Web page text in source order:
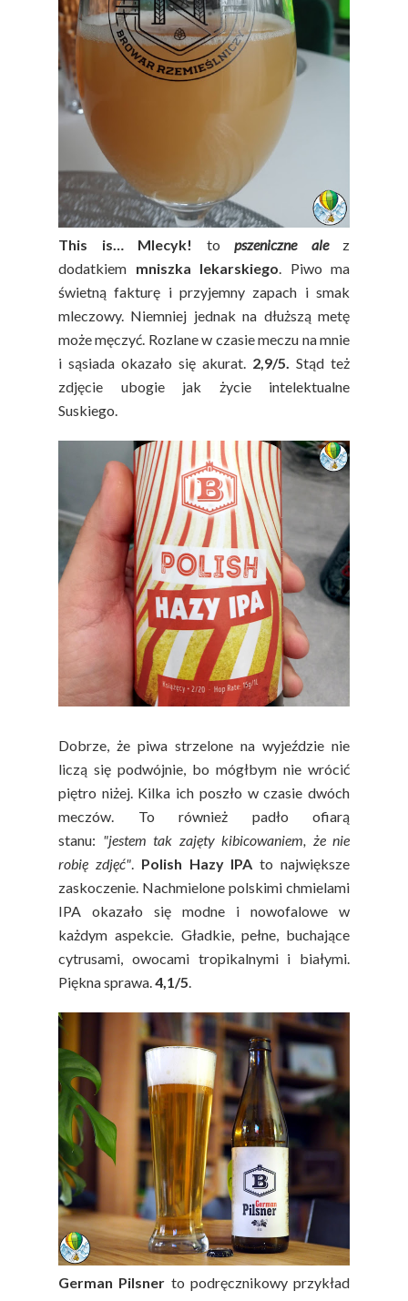
This is… Mlecyk! to pszeniczne ale z
dodatkiem mniszka lekarskiego. Piwo ma
świetną fakturę i przyjemny zapach i smak
mleczowy. Niemniej jednak na dłuższą metę
może męczyć. Rozlane w czasie meczu na mnie
i sąsiada okazało się akurat. 2,9/5. Stąd też
zdjęcie ubogie jak życie intelektualne
Suskiego.
Dobrze, że piwa strzelone na wyjeździe nie
liczą się podwójnie, bo mógłbym nie wrócić
piętro niżej. Kilka ich poszło w czasie dwóch
meczów. To również padło ofiarą
stanu: "jestem tak zajęty kibicowaniem, że nie
robię zdjęć". Polish Hazy IPAto największe
zaskoczenie. Nachmielone polskimi chmielami
IPA okazało się modne i nowofalowe w
każdym aspekcie. Gładkie, pełne, buchające
cytrusami, owocami tropikalnymi i białymi.
Piękna sprawa.4,1/5.
German Pilsner to podręcznikowy przykład